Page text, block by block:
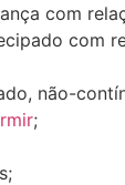
com
com
não-
;